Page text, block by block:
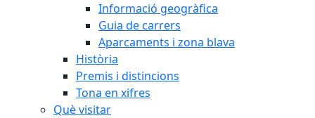
Informació geogràfica
Guia de carrers
Aparcaments i zona blava
Història
Premis i distincions
Tona en xifres
Què visitar